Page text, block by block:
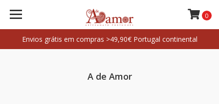
Envios grátis em compras >49,90€ Portugal continental
0
A de Amor